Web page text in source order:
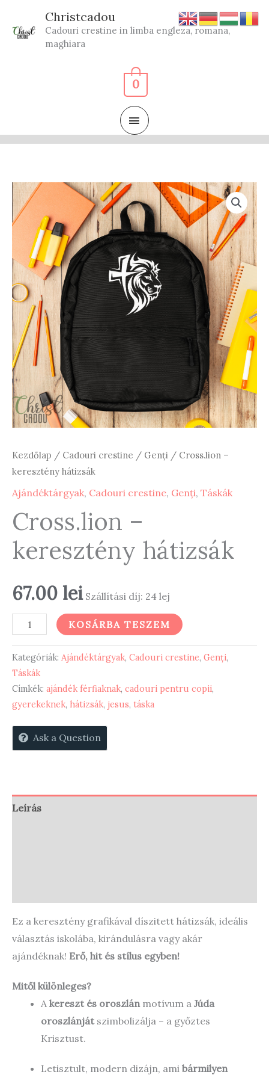
content
Christcadou
Cadouri crestine in limba engleza, romana,
maghiara
MAIN
MENU
0
Kezdőlap / Cadouri crestine / Genți / Cross.lion –
keresztény hátizsák
Ajándéktárgyak, Cadouri crestine, Genți, Táskák
Cross.lion –
keresztény hátizsák
67.00 lei Szállítási díj: 24 lej
Cross.lion
keresztény
hátizsák
mennyiség
KOSÁRBA TESZEM
Kategóriák: Ajándéktárgyak, Cadouri crestine, Genți,
Táskák
Címkék: ajándék férfiaknak, cadouri pentru copii,
gyerekeknek, hátizsák, jesus, táska
Ask a Question
Leírás
Ez a keresztény grafikával díszitett hátizsák, ideális
választás iskolába, kirándulásra vagy akár
ajándéknak! Erő, hit és stílus egyben!
Mitől különleges?
A kereszt és oroszlánmotívum a Júda
oroszlánjátszimbolizálja – a győztes
Krisztust.
Letisztult, modern dizájn, ami bármilyen